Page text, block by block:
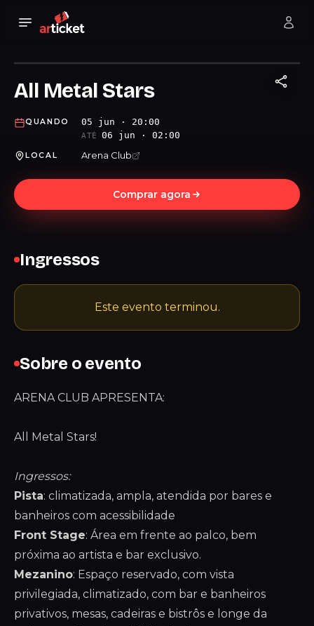
All Metal Stars
QUANDO 05 jun · 20:00
ATÉ 06 jun · 02:00
LOCAL Arena Club
Comprar agora
Sobre o evento
ARENA CLUB APRESENTA:
All Metal Stars!
Ingressos:
Pista: climatizada, ampla, atendida por bares e
banheiros com acessibilidade
Front Stage: Área em frente ao palco, bem
próxima ao artista e bar exclusivo.
Mezanino: Espaço reservado, com vista
privilegiada, climatizado, com bar e banheiros
privativos, mesas, cadeiras e bistrôs e longe da
Ingressos
Este evento terminou.